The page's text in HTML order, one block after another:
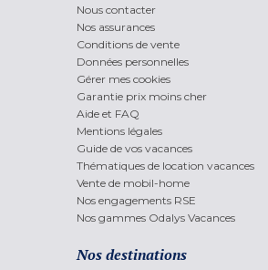
Nous contacter
Nos assurances
Conditions de vente
Données personnelles
Gérer mes cookies
Garantie prix moins cher
Aide et FAQ
Mentions légales
Guide de vos vacances
Thématiques de location vacances
Vente de mobil-home
Nos engagements RSE
Nos gammes Odalys Vacances
Nos destinations